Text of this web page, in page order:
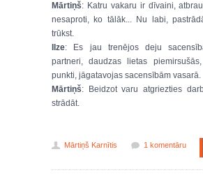
Mārtiņš: Katru vakaru ir dīvaini,
nesaproti, ko tālāk... Nu labi,
trūkst.
Ilze: Es jau trenējos deju
partneri, daudzas lietas
punkti, jāgatavojas sacensībām vasarā.
Mārtiņš: Beidzot varu atgriezties
strādāt.
Mārtiņš Karnītis 1 komentāru